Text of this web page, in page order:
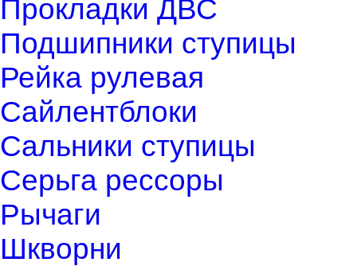
Прокладки ДВС
Подшипники ступицы
Рейка рулевая
Сайлентблоки
Сальники ступицы
Серьга рессоры
Рычаги
Шкворни